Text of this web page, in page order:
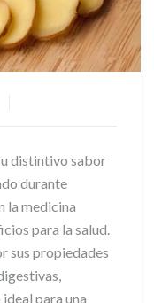
distintivo sabor
durante
la medicina
para la salud.
sus propiedades
para una